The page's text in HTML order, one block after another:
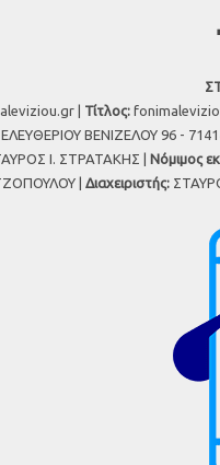
| Τίτλος:
ΕΛΕΥΘΕΡΙΟΥ ΒΕΝΙΖΕΛΟΥ 96 -
Ι. ΣΤΡΑΤΑΚΗΣ | Νόμιμος
| Διαχειριστής: